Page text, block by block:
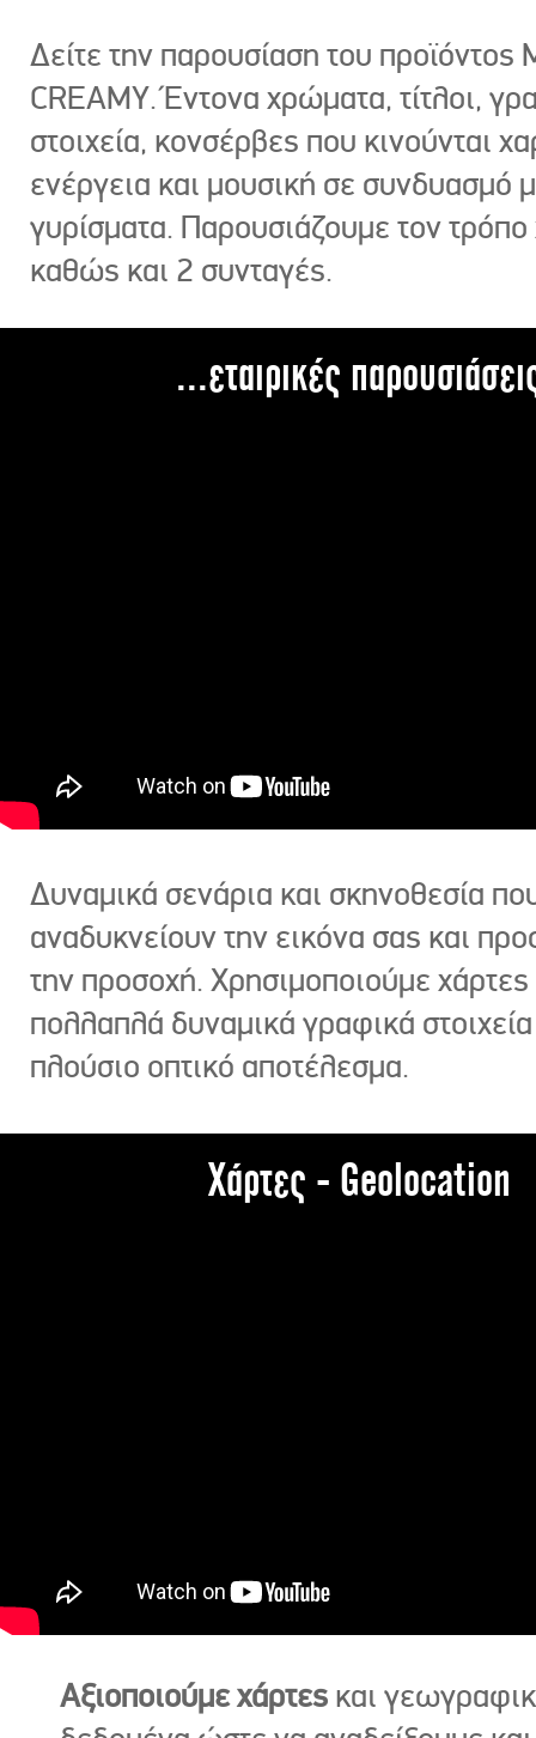
Δείτε την παρουσίαση του προϊόντος
CREAMY. Έντονα χρώματα, τίτλοι,
στοιχεία, κονσέρβες που κινούνται
ενέργεια και μουσική σε συνδυασμό
γυρίσματα. Παρουσιάζουμε τον
καθώς και 2 συνταγές.
...εταιρικές
Δυναμικά σενάρια και σκηνοθεσία
αναδυκνείουν την εικόνα σας και
την προσοχή. Χρησιμοποιούμε χάρτες
πολλαπλά δυναμικά γραφικά στοιχεία
πλούσιο οπτικό αποτέλεσμα.
Χάρτες - Geolocation
Αξιοποιούμε χάρτες και